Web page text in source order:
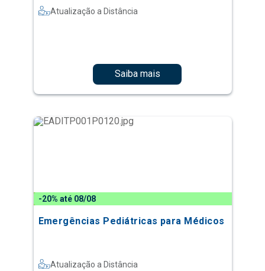
Atualização a Distância
Saiba mais
-20% até 08/08
Emergências Pediátricas para Médicos
Atualização a Distância